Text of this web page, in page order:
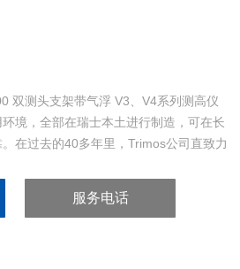
双测头支架带气浮 V3、V4系列测高仪
境，全部在瑞士本土进行制造，可在长
在过去的40多年里，Trimos公司直致力
显示面板将在所有的光照条件下都能提
服务电话